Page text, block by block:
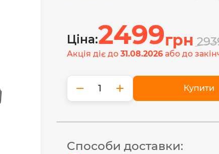
Ціна:2499грн
Акція діє до31.08.2026 або до
− + Купити
Способи доставки: